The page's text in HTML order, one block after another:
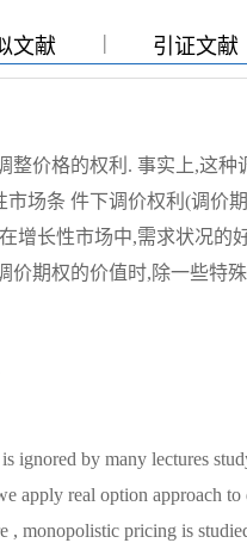
文献 | 引证文献
价格的权利. 事实上,这
场条 件下调价权利(调价
增长性市场中,需求状况的
期权的价值时,除一些特
ignored by many lectures
apply real option approach
, monopolistic pricing is